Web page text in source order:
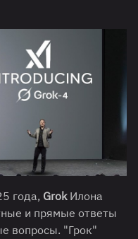
года, GrokИлона
и прямые ответы
вопросы. "Грок"